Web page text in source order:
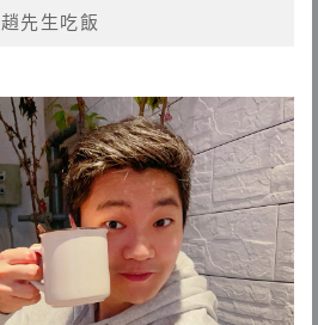
趙先生吃飯